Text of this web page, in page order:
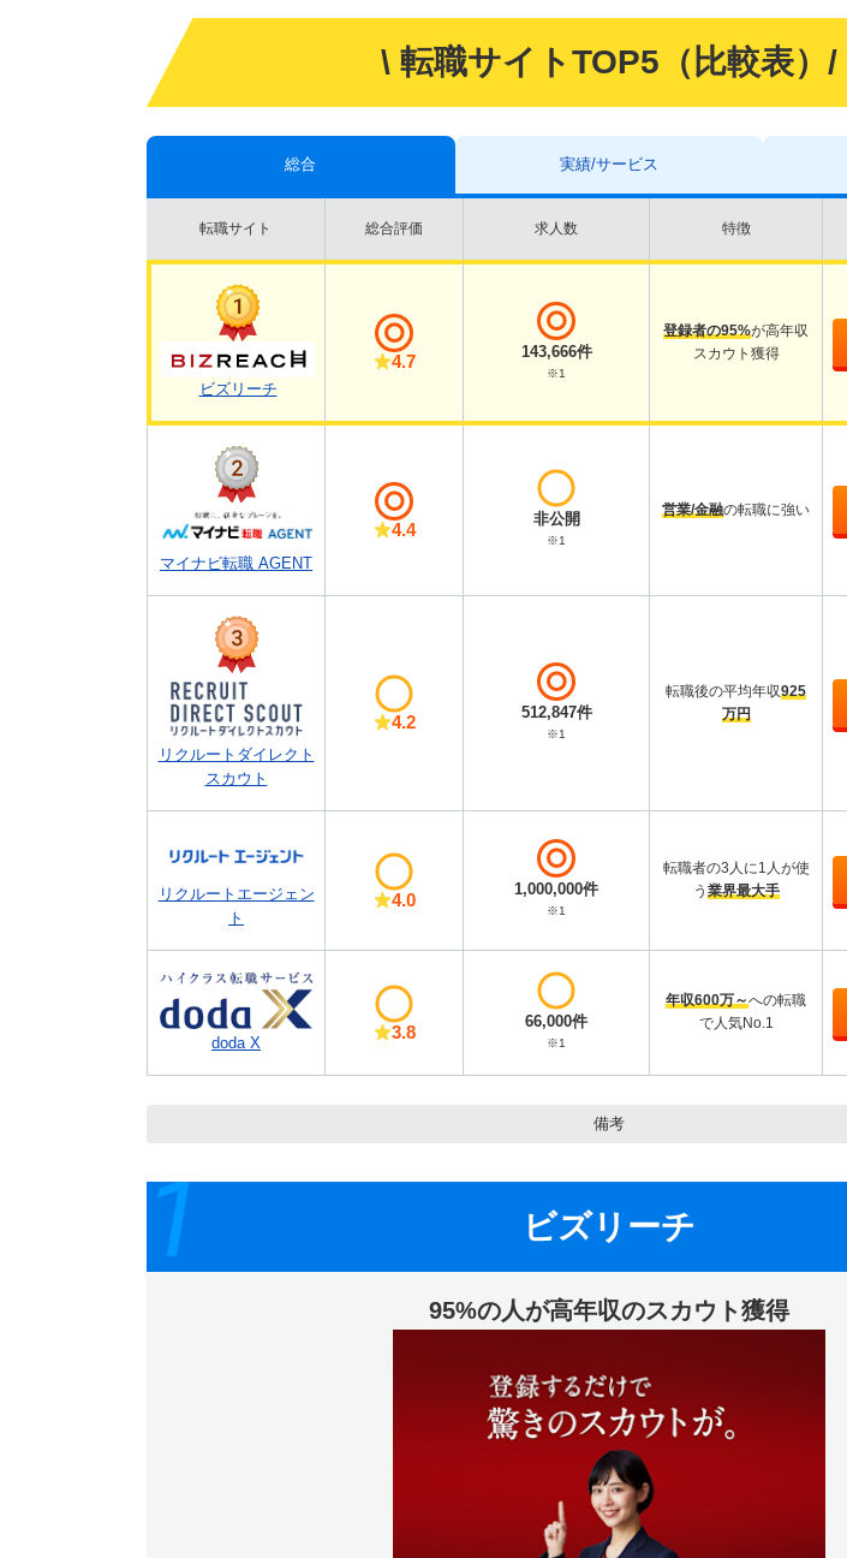
\ 転職サイトTOP5（比較表）/
総合 実績/サービス
転職サイト 総合評価 求人数 特徴
ビズリーチ
4.7 143,666件
※1
登録者の95%が高年収
スカウト獲得
マイナビ転職 AGENT
4.4
非公開
※1
営業/金融の転職に強い
リクルートダイレクト
スカウト
4.2 512,847件
※1
転職後の平均年収925
万円
リクルートエージェン
ト
4.0
1,000,000件
※1
転職者の3人に1人が使
う 業界最大手
doda X
3.8
66,000件
※1
年収600万～への転職
で人気No.1
備考
1 ビズリーチ
95%の人が高年収のスカウト獲得